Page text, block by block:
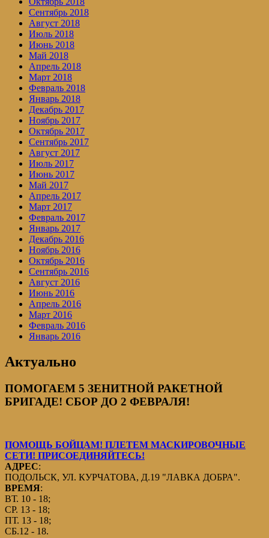
Сентябрь 2018
Август 2018
Июль 2018
Июнь 2018
Май 2018
Апрель 2018
Март 2018
Февраль 2018
Январь 2018
Декабрь 2017
Ноябрь 2017
Октябрь 2017
Сентябрь 2017
Август 2017
Июль 2017
Июнь 2017
Май 2017
Апрель 2017
Март 2017
Февраль 2017
Январь 2017
Декабрь 2016
Ноябрь 2016
Октябрь 2016
Сентябрь 2016
Август 2016
Июнь 2016
Апрель 2016
Март 2016
Февраль 2016
Январь 2016
Актуально
ПОМОГАЕМ 5 ЗЕНИТНОЙ РАКЕТНОЙ
БРИГАДЕ! СБОР ДО 2 ФЕВРАЛЯ!
ПОМОЩЬ БОЙЦАМ! ПЛЕТЕМ МАСКИРОВОЧНЫЕ
СЕТИ! ПРИСОЕДИНЯЙТЕСЬ!
АДРЕС:
ПОДОЛЬСК, УЛ. КУРЧАТОВА, Д.19 "ЛАВКА ДОБРА".
ВРЕМЯ:
ВТ. 10 - 18;
СР. 13 - 18;
ПТ. 13 - 18;
СБ.12 - 18.